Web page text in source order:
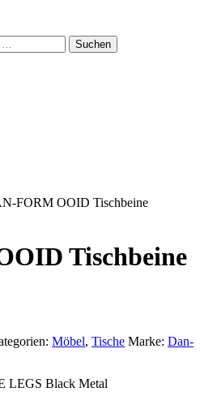
Suchen
FORM OOID Tischbeine
Tischbeine
Möbel, Tische Marke: Dan-